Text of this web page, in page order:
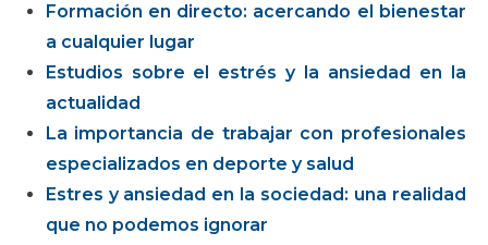
Formación en directo: acercando el bienestar
a cualquier lugar
Estudios sobre el estrés y la ansiedad en la
actualidad
La importancia de trabajar con profesionales
especializados en deporte y salud
Estres y ansiedad en la sociedad: una realidad
que no podemos ignorar